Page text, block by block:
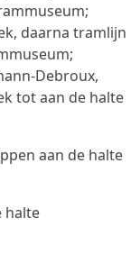
daarna tramlijn
Debroux,
tot aan de halte
aan de halte
halte